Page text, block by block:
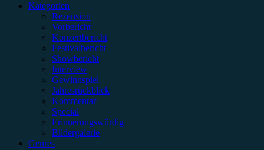
Kategorien
Rezension
Vorbericht
Konzertbericht
Festivalbericht
Showbericht
Interview
Gewinnspiel
Jahresrückblick
Kommentar
Special
Erinnerungswürdig
Bildergalerie
Genres